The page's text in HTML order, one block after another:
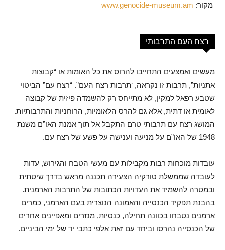
מקור: www.genocide-museum.am
רצח העם התרבותי
מעשים ואמצעים התחייבו להרוס את כל האומות או “קבוצות
אתניות”, תרבות זו נקראה, ‘תרבות רצח העם”. “רצח עם” הביטוי
שטבע רפאל למקין, לא מתייחס רק להשמדה פיזית של קבוצה
לאומית או דתית, אלא גם להרס הלאומיות, הרוחניות והתרבותיות.
המושג רצח עם תרבותי טרם התקבל אל תוך אמנת האו”ם משנת
1948 של האו”ם על מניעה וענישה על פשע של רצח עם.
עובדות מוכחות רבות מקבילות עם מעשי הטבח והגירוש, עדות
לעובדה שממשלת טורקיה הצעירה תכננה מראש בדרך שיטתית
ובמטרה להשמיד את העדויות הכתובות של התרבות הארמנית.
בהבנת תפקיד הכנסייה והאמונה הנוצרית בעם הארמני, כמרים
ארמנים נטבחו בכוונה תחילה, כנסיות, מנזרים ומאפיינים אחרים
של הכנסייה נהרסו וביחד עם זאת אלפי כתבי יד של ימי הביניים.